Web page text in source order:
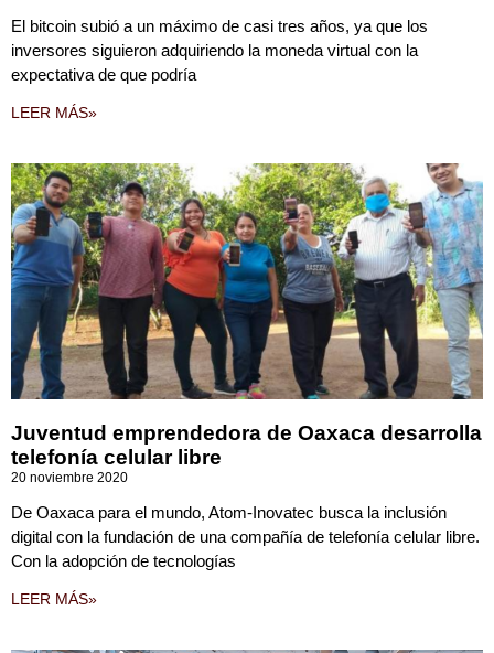
El bitcoin subió a un máximo de casi tres años, ya que los
inversores siguieron adquiriendo la moneda virtual con la
expectativa de que podría
LEER MÁS»
Juventud emprendedora de Oaxaca desarrolla
telefonía celular libre
20 noviembre 2020
De Oaxaca para el mundo, Atom-Inovatec busca la inclusión
digital con la fundación de una compañía de telefonía celular libre.
Con la adopción de tecnologías
LEER MÁS»